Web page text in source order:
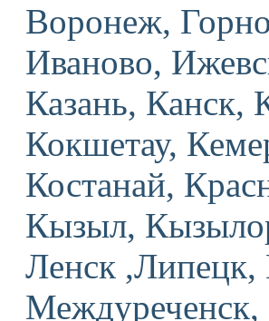
Воронеж,
Иваново,
Казань, Канск,
Кокшетау,
Костанай,
Кызыл,
Ленск ,Липецк,